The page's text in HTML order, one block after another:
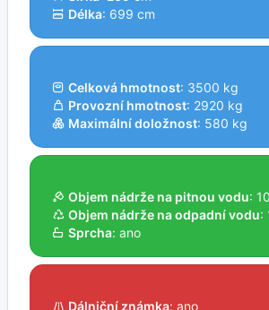
Délka: 699 cm
Celková hmotnost: 3500 kg
Provozní hmotnost: 2920 kg
Maximální doložnost: 580 kg
Objem nádrže na pitnou vodu:
Objem nádrže na odpadní vodu:
Sprcha: ano
Dálniční známka: ano